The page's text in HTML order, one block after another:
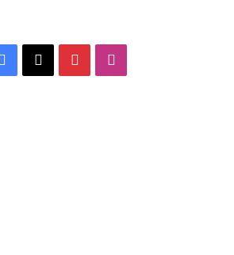
Facebook
X Pinterest